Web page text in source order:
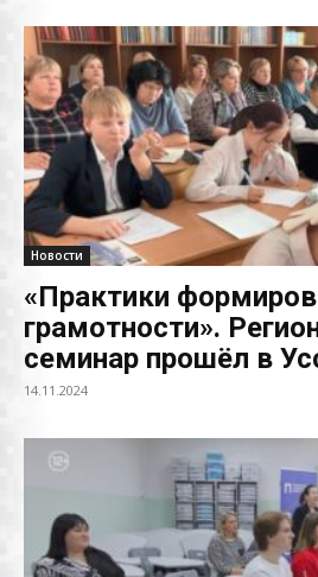
Новости
«Практики
грамотности».
семинар прошёл в
14.11.2024